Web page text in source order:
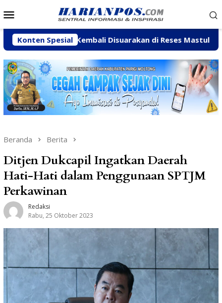
ke
Mobile
Konten Spesial
Kembali Disuarakan di Reses Mastulah Jalan
Beranda Berita
Ditjen Dukcapil Ingatkan Daerah
Hati-Hati dalam Penggunaan SPTJM
Perkawinan
Redaksi
Rabu, 25 Oktober 2023